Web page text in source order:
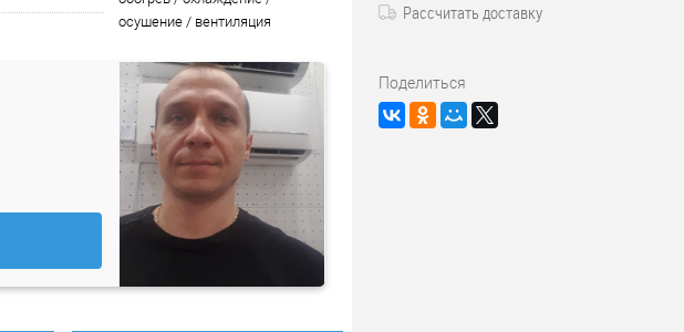
осушение / вентиляция
Рассчитать доставку
Поделиться